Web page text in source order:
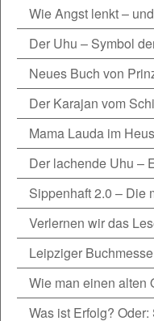
Wie Angst lenkt –
Der Uhu – Symbol
Neues Buch von
Der Karajan vom
Mama Lauda im
Der lachende Uhu –
Sippenhaft 2.0 – Die
Verlernen wir das
Leipziger
Wie man einen alten
Was ist Erfolg?